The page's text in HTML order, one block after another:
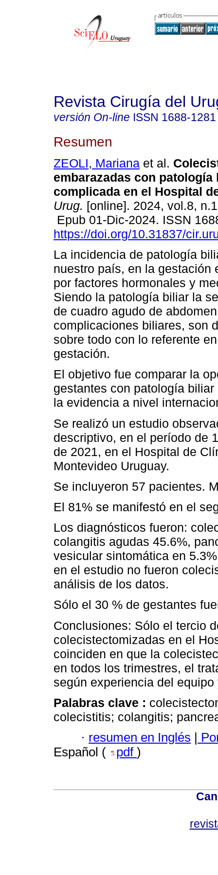
Revista Cirugía del
versión On-line ISSN 1688-1281
Resumen
ZEOLI, Mariana et al.
embarazadas con patología
complicada en el Hospital
Urug. [online]. 2024, vol.8,
Epub 01-Dic-2024. ISSN
https://doi.org/10.31837/
La incidencia de patología
nuestro país, en la gestación
por factores hormonales y
Siendo la patología biliar la
de cuadro agudo de
complicaciones biliares, son
sobre todo con lo referente
gestación.
El objetivo fue comparar la
gestantes con patología
la evidencia a nivel
Se realizó un estudio
descriptivo, en el período de
de 2021, en el Hospital de
Montevideo Uruguay.
Se incluyeron 57 pacientes.
El 81% se manifestó en el
Los diagnósticos fueron:
colangitis agudas 45.6%,
vesicular sintomática en
en el estudio no fueron
análisis de los datos.
Sólo el 30 % de gestantes
Conclusiones: Sólo el tercio
colecistectomizadas en el
coinciden en que la
en todos los trimestres, el
según experiencia del
Palabras clave :
colecistitis; colangitis;
· resumen en Inglés
Español (
pdf )